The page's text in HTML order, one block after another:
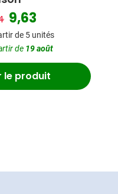
normal
9,63
de 5 unités
de 19 août
le produit